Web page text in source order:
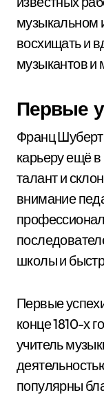
музыкальном
восхищать и
музыкантов
Первые
Франц
карьеру ещё в
талант и
внимание
школы и
Первые
конце 1810-х
учитель
популярны